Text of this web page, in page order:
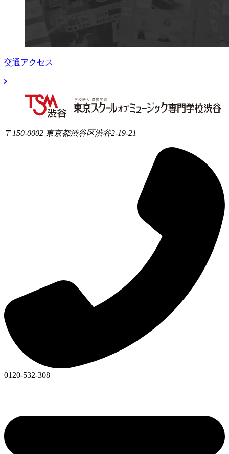
交通アクセス
〒150-0002 東京都渋谷区渋谷2-19-21
0120-532-308